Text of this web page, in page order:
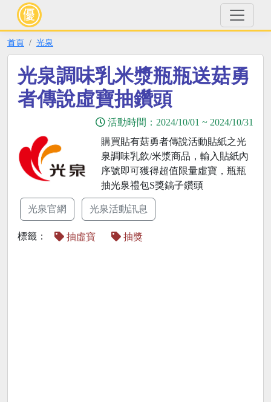
首頁 光泉
光泉調味乳米漿瓶瓶送菇勇
者傳說虛寶抽鑽頭
活動時間： 2024/10/01 ~ 2024/10/31
購買貼有菇勇者傳說活動貼紙之光
泉調味乳飲/米漿商品，輸入貼紙內
序號即可獲得超值限量虛寶，瓶瓶
抽光泉禮包S獎鎬子鑽頭
光泉官網 光泉活動訊息
標籤： 抽虛寶 抽獎